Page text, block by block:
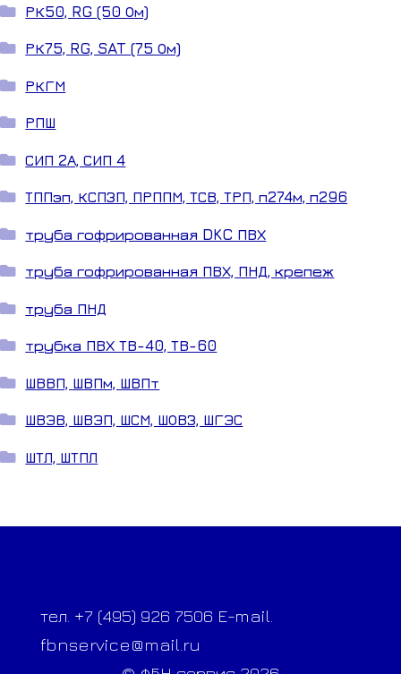
РК50, RG (50 Ом)
РК75, RG, SAT (75 Ом)
РКГМ
РПШ
СИП 2А, СИП 4
ТППэп, КСПЗП, ПРППМ, ТСВ, ТРП, п274м, п296
труба гофрированная DKC ПВХ
труба гофрированная ПВХ, ПНД, крепеж
труба ПНД
трубка ПВХ ТВ-40, ТВ-60
ШВВП, ШВПм, ШВПт
ШВЭВ, ШВЭП, ШСМ, ШОВЗ, ШГЭС
ШТЛ, ШТПЛ
тел. +7 (495) 926 7506 E-mail.
fbnservice@mail.ru